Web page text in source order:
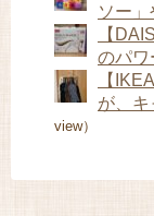
ソー
【
のパワ
【
が、キ
view）